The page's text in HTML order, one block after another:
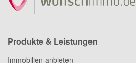
Produkte & Leistungen
Immobilien anbieten